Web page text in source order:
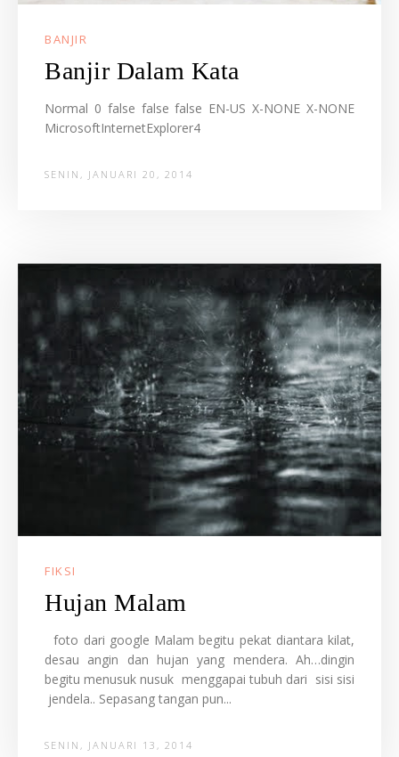
BANJIR
Banjir Dalam Kata
Normal 0 false false false EN-US X-NONE X-NONE
MicrosoftInternetExplorer4
SENIN, JANUARI 20, 2014
FIKSI
Hujan Malam
foto dari google Malam begitu pekat diantara kilat,
desau angin dan hujan yang mendera. Ah…dingin
begitu menusuk nusuk menggapai tubuh dari sisi sisi
jendela.. Sepasang tangan pun...
SENIN, JANUARI 13, 2014